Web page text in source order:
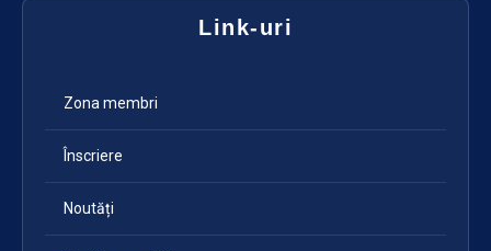
Link-uri
Zona membri
Înscriere
Noutăți